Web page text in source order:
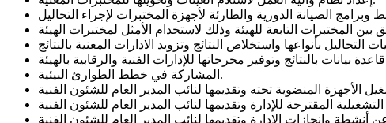
المشاركة في خطط الطوارئ البيئية.